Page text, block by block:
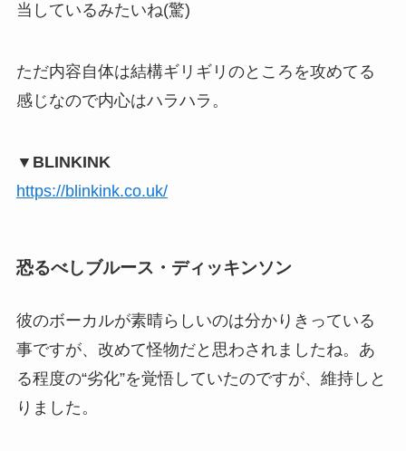
当しているみたいね(驚)
ただ内容自体は結構ギリギリのところを攻めてる
感じなので内心はハラハラ。
▼BLINKINK
https://blinkink.co.uk/
恐るべしブルース・ディッキンソン
彼のボーカルが素晴らしいのは分かりきっている
事ですが、改めて怪物だと思わされましたね。あ
る程度の“劣化”を覚悟していたのですが、維持しと
りました。